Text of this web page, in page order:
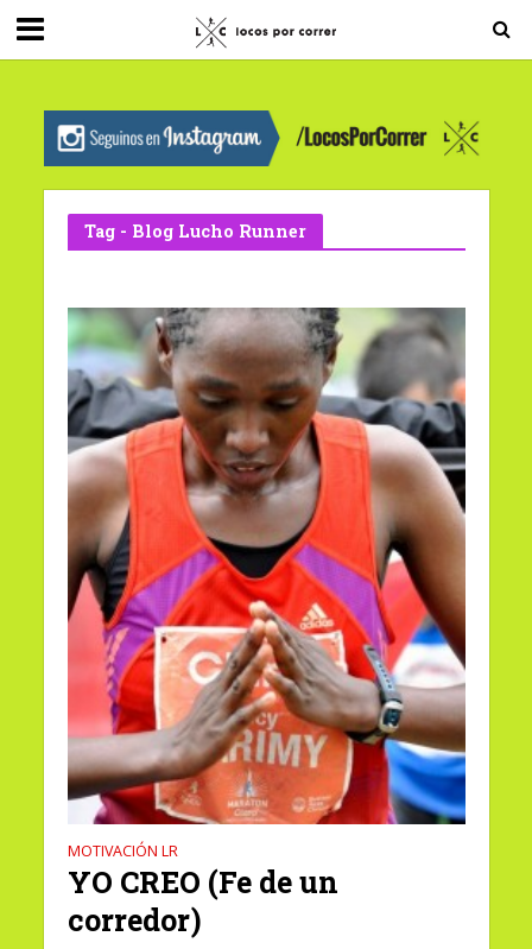
G-0X2PD3RFLV
Tag - Blog Lucho Runner
MOTIVACIÓN LR
YO CREO (Fe de un
corredor)